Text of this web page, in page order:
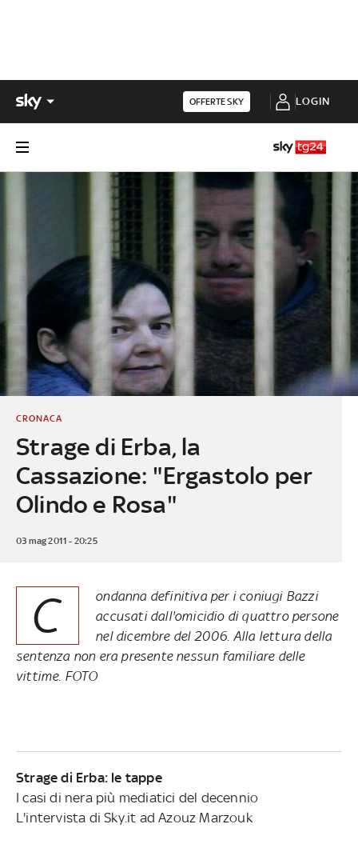
OFFERTE SKY LOGIN
Strage di Erba, la
Cassazione: "Ergastolo per
Olindo e Rosa"
CRONACA
03 mag 2011 - 20:25
C
ondanna definitiva per i coniugi Bazzi
accusati dall'omicidio di quattro persone
nel dicembre del 2006. Alla lettura della
sentenza non era presente nessun familiare delle
vittime. FOTO
Strage di Erba: le tappe
I casi di nera più mediatici del decennio
L'intervista di Sky.it ad Azouz Marzouk